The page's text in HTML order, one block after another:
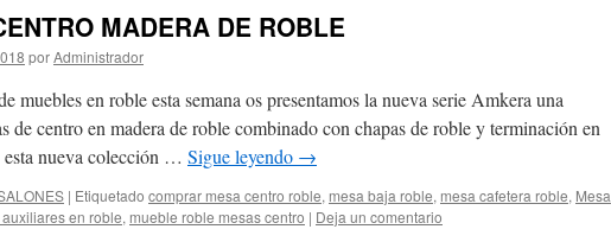
MADERA DE ROBLE
porAdministrador
muebles en roble esta semana os presentamos la nueva serie Amkera una
de centro en madera de roble combinado con chapas de roble y terminación en
esta nueva colección … Sigue leyendo →
| Etiquetado comprar mesa centro roble, mesa baja roble, mesa cafetera roble, Mesa
en roble, mueble roble mesas centro | Deja un comentario